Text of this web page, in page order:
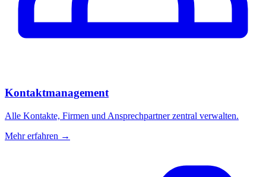
Kontaktmanagement
Alle Kontakte, Firmen und Ansprechpartner zentral verwalten.
Mehr erfahren →